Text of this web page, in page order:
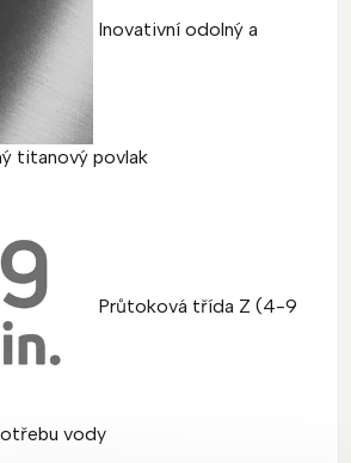
Inovativní odolný a
titanový povlak
Průtoková třída Z (4-9
vody